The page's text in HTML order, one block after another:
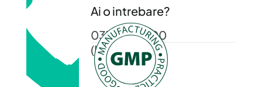
Ai o intrebare?
0372 372 200
(L-V: 08-16)